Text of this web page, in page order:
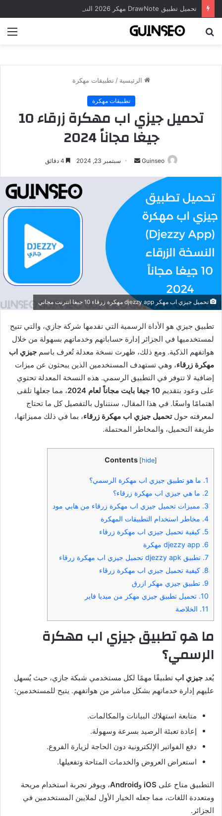
الرئيسية / تطبيقات مهكرة
تطبيقات مهكرة
تحميل جيزي اب مهكرة زرقاء 10
جيغا مجاناً 2024
Guinseo
أرسل سبتمبر 23, 2024
تحميل جيزي اب مهكر djezzy app مهكرة زرقاء 10 جيغا انترنت مجاني
تطبيق جيزي هو الأداة الرسمية التي تقدمها شركة جازي، والتي تتيح
لمستخدميها في الجزائر إدارة حساباتهم وخدماتهم بسهولة من خلال
هواتفهم الذكية. ومع ذلك، ظهرت نسخة معدلة تُعرف باسم جيزي اب
مهكرة زرقاء، وهي تستهدف المستخدمين الذين يبحثون عن ميزات
إضافية لا تتوفر في التطبيق الرسمي. هذه النسخة المعدلة تحتوي
على وعود بتقديم 10 جيغا بايت مجاناً لعام 2024
، مما جعلها تلقى
اهتمامًا واسعًا. في هذا المقال، سنتناول بالتفصيل كل ما تحتاج
لمعرفته حولتحميل جيزي اب مهكرة زرقاء، بما في ذلك مميزاتها،
طريقة التحميل، والمخاطر المحتملة.
Contents [hide]
1. ما هو تطبيق جيزي اب مهكرة الرسمي؟
2. ما هي جيزي اب مهكرة زرقاء؟
3. مميزات تحميل جيزي اب مهكرة زرقاء من هابي مود
4. مخاطر استخدام التطبيقات المهكرة
5. كيفية تحميل جيزي اب مهكرة زرقاء
6.
7. تطبيق djezzy apk تحميل جيزي اب مهكرة زرقاء
8. كيفية تحميل جيزي اب مهكرة زرقاء
9. تطبيق جيزي مهكر ازرق
10. تحميل تطبيق جيزي مهكر من ميديا فاير
11. الخلاصة
ما هو تطبيق جيزي اب مهكرة
الرسمي؟
يُعد جيزي اب تطبيقًا مهمًا لكل مستخدمي شبكة جازي، حيث يُسهل
عليهم إدارة خدماتهم بشكل مباشر من هواتفهم. يتيح للمستخدمين:
متابعة استهلاك البيانات والمكالمات.
إعادة تعبئة الرصيد بسرعة وسهولة.
دفع الفواتير الإلكترونية دون الحاجة لزيارة الفروع.
استعراض العروض والخدمات المتاحة وتفعيلها.
التطبيق متاح على iOS وAndroid، ويوفر تجربة استخدام مريحة
ومتعددة اللغات، مما جعله الخيار الأول لملايين المستخدمين في
الجزائر.